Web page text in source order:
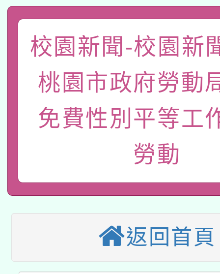
礎課程
A3數位素養講師名單
「數位內容與教學軟體
pilot」
薪期間赴陸應申請許可
轉知經濟部水利署委託
業技術研究院辦理「
用水績優單位及節水達
115年8月22日(星期六
桃園市孔廟祈福系列
開 智慧啟航」
2026年桃園地景藝術
本校115學年度第2次
招甄選結果公告(無人
招)
適應運動共學行動站研
本館辦理115年度閱讀
暨閱讀推動專業研習
科技賦能─人工智慧
礎課程
A3數位素養講師名單
校園新聞-校園新
桃園市政府勞動
免費性別平等工
勞動
返回首頁